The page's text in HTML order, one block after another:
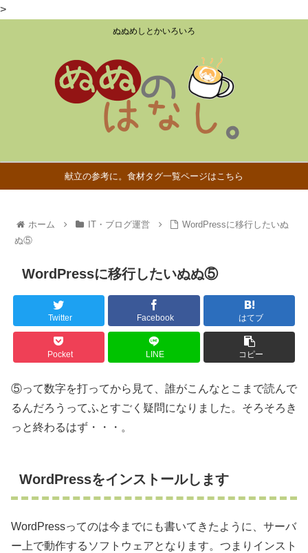
>
ぬぬめしとかいろいろ
献立の参考に。食材タグ一覧ページはこちら
ホーム IT・ブログ運営
WordPressに移行したいぬ
ぬ⑤
WordPressに移行したいぬぬ⑤
Twitter Facebook はてブ
Pocket LINE コピー
⑤って数字を打ってから見て、誰がこんなとこまで読んで
るんだろうってふとすごく疑問になりました。そろそろき
っと終わるはず・・・。
WordPressをインストールします
WordPressってのは今までにも書いてきたように、サーバ
ー上で動作するソフトウェアとなります。つまりインスト